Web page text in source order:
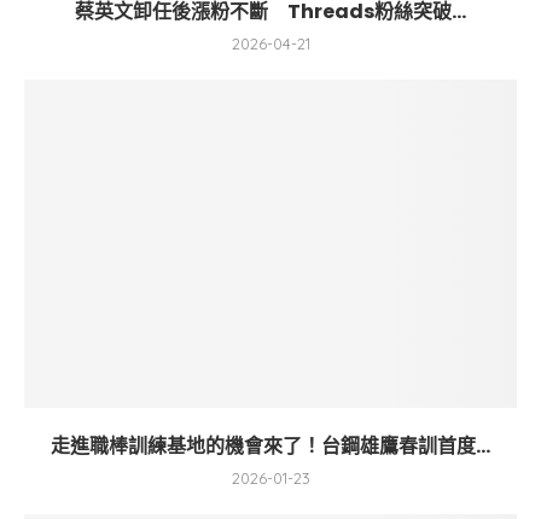
蔡英文卸任後漲粉不斷 Threads粉絲突破...
2026-04-21
走進職棒訓練基地的機會來了！台鋼雄鷹春訓首度...
2026-01-23